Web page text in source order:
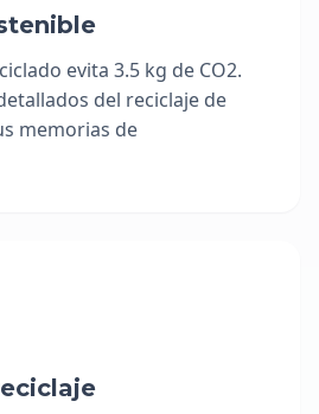
evita 3.5 kg de CO2.
del reciclaje de
memorias de